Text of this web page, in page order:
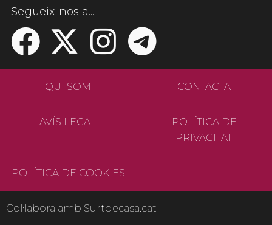
Segueix-nos a...
QUI SOM CONTACTA
AVÍS LEGAL
POLÍTICA DE
PRIVACITAT
POLÍTICA DE COOKIES
Col·labora amb Surtdecasa.cat